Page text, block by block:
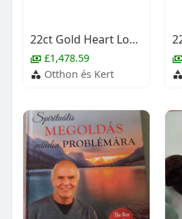
22ct Gold Heart Lock & Key Bangle (Openable)
£1,478.59
Otthon és Kert